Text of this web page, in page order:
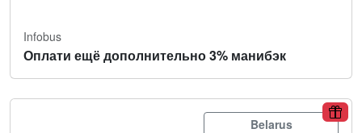
Infobus
Оплати ещё дополнительно 3% манибэк
Belarus